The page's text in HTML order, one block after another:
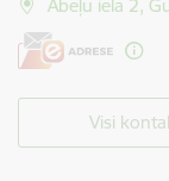
Ābeļu iela 2,
Visi